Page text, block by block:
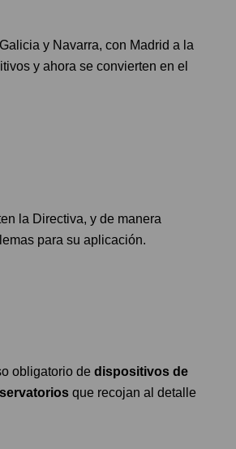
y Navarra, con Madrid a la
y ahora se convierten en el
la Directiva, y de manera
para su aplicación.
obligatorio de dispositivos de
que recojan al detalle